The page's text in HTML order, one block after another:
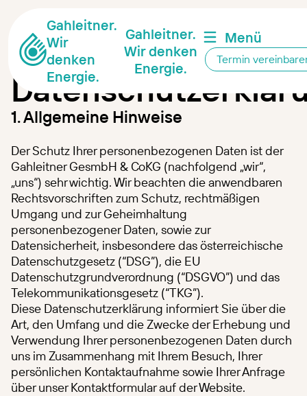
Menü
Termin
Gahleitner.
Wir denken
Energie.
Gahleitner.
Wir
denken
Energie.
1. Allgemeine Hinweise
Der Schutz Ihrer personenbezogenen Daten ist der
Gahleitner GesmbH & CoKG (nachfolgend „wir“,
„uns“) sehr wichtig. Wir beachten die anwendbaren
Rechtsvorschriften zum Schutz, rechtmäßigen
Umgang und zur Geheimhaltung
personenbezogener Daten, sowie zur
Datensicherheit, insbesondere das österreichische
Datenschutzgesetz (“DSG”), die EU
Datenschutzgrundverordnung (“DSGVO”) und das
Telekommunikationsgesetz (“TKG”).
Diese Datenschutzerklärung informiert Sie über die
Art, den Umfang und die Zwecke der Erhebung und
Verwendung Ihrer personenbezogenen Daten durch
uns im Zusammenhang mit Ihrem Besuch, Ihrer
persönlichen Kontaktaufnahme sowie Ihrer Anfrage
über unser Kontaktformular auf der Website.